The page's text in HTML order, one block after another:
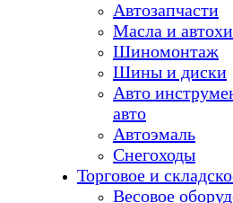
Автозапчасти
Масла и
Шиномонтаж
Шины и диски
Авто
авто
Автоэмаль
Снегоходы
Торговое и
Весовое